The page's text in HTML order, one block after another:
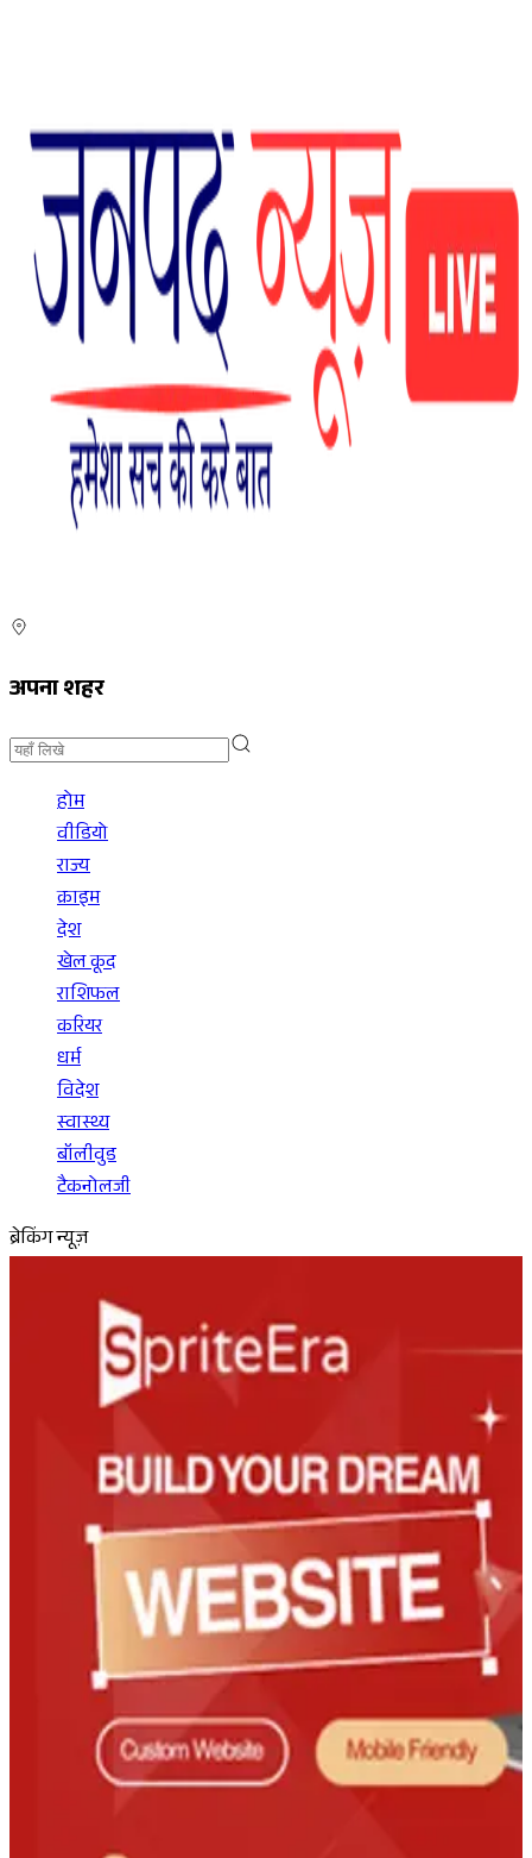
अपना शहर
होम
वीडियो
राज्य
क्राइम
देश
खेल कूद
राशिफल
करियर
धर्म
विदेश
स्वास्थ्य
बॉलीवुड
टैकनोलजी
ब्रेकिंग न्यूज़